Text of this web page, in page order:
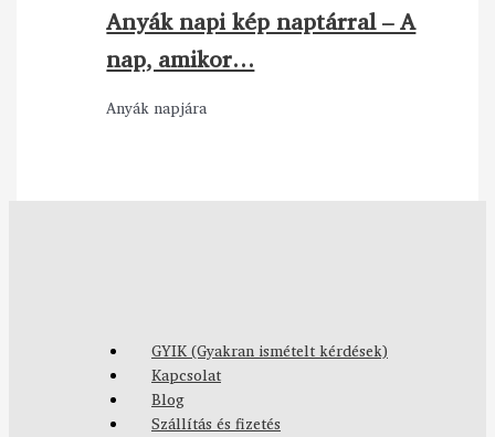
Anyák napi kép naptárral – A
nap, amikor…
Anyák napjára
GYIK (Gyakran ismételt kérdések)
Kapcsolat
Blog
Szállítás és fizetés